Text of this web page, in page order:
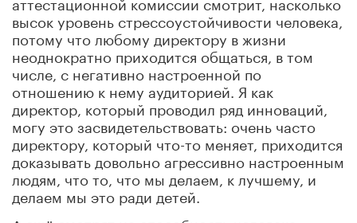
высок уровень стрессоустойчивости человека,
потому что любому директору в жизни
неоднократно приходится общаться, в том
числе, с негативно настроенной по
отношению к нему аудиторией. Я как
директор, который проводил ряд инноваций,
могу это засвидетельствовать: очень часто
директору, который что-то меняет, приходится
доказывать довольно агрессивно настроенным
людям, что то, что мы делаем, к лучшему, и
делаем мы это ради детей.